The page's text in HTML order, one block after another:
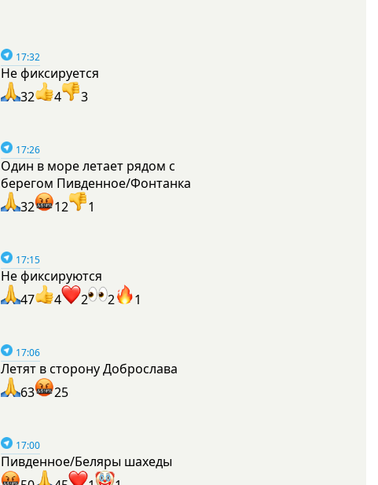
17:32
Не фиксируется
32
4 3
17:26
Один в море летает рядом с
берегом Пивденное/Фонтанка
32
12 1
17:15
Не фиксируются
47
4 2 2 1
17:06
Летят в сторону Доброслава
63
25
17:00
Пивденное/Беляры шахеды